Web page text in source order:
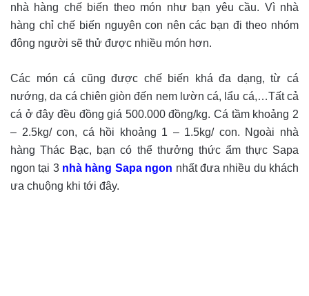
nhà hàng chế biến theo món như bạn yêu cầu. Vì nhà
hàng chỉ chế biến nguyên con nên các bạn đi theo nhóm
đông người sẽ thử được nhiều món hơn.
Các món cá cũng được chế biến khá đa dạng, từ cá
nướng, da cá chiên giòn đến nem lườn cá, lẩu cá,…Tất cả
cá ở đây đều đồng giá 500.000 đồng/kg. Cá tầm khoảng 2
– 2.5kg/ con, cá hồi khoảng 1 – 1.5kg/ con. Ngoài nhà
hàng Thác Bạc, bạn có thể thưởng thức ẩm thực Sapa
ngon tại 3 nhà hàng Sapa ngon nhất đưa nhiều du khách
ưa chuộng khi tới đây.